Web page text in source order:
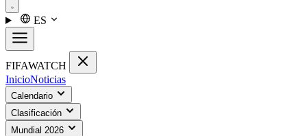
ES
FIFAWATCH
InicioNoticias
Calendario
Clasificación
Mundial 2026